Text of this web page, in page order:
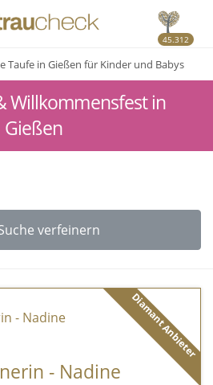
45.312
Taufe in Gießen für Kinder und Babys
Willkommensfest in
Gießen
verfeinern
Diamant Anbieter
- Nadine